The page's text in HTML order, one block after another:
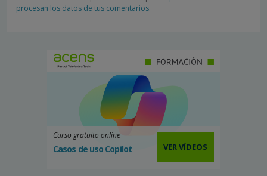
procesan los datos de tus comentarios.
Curso gratuito online
Casos de uso Copilot VER VÍDEOS